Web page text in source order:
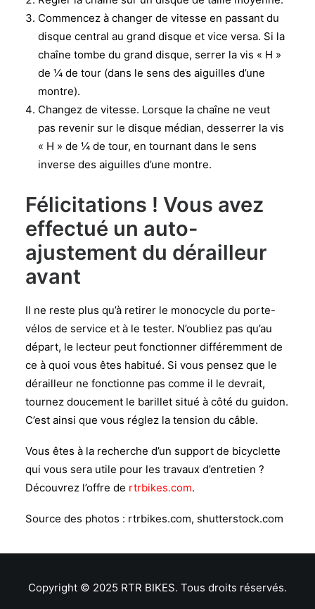
Commencez à changer de vitesse en passant du
disque central au grand disque et vice versa. Si la
chaîne tombe du grand disque, serrer la vis « H »
de ¼ de tour (dans le sens des aiguilles d’une
montre).
Changez de vitesse. Lorsque la chaîne ne veut
pas revenir sur le disque médian, desserrer la vis
« H » de ¼ de tour, en tournant dans le sens
inverse des aiguilles d’une montre.
Félicitations ! Vous avez
effectué un auto-
ajustement du dérailleur
avant
Il ne reste plus qu’à retirer le monocycle du porte-
vélos de service et à le tester. N’oubliez pas qu’au
départ, le lecteur peut fonctionner différemment de
ce à quoi vous êtes habitué. Si vous pensez que le
dérailleur ne fonctionne pas comme il le devrait,
tournez doucement le barillet situé à côté du guidon.
C’est ainsi que vous réglez la tension du câble.
Vous êtes à la recherche d’un support de bicyclette
qui vous sera utile pour les travaux d’entretien ?
Découvrez l’offre de rtrbikes.com.
Source des photos : rtrbikes.com, shutterstock.com
Copyright © 2025 RTR BIKES. Tous droits réservés.